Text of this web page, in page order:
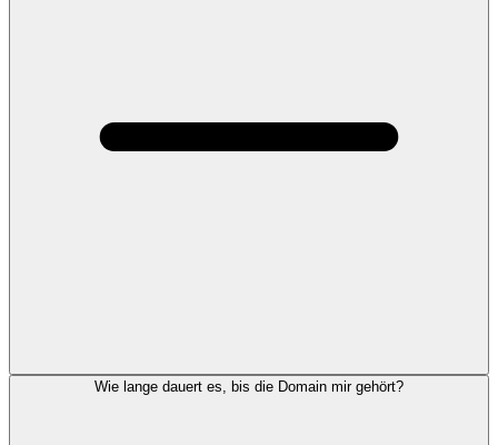
Wie lange dauert es, bis die Domain mir gehört?